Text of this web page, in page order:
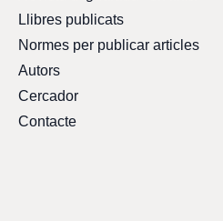
Llibres publicats
Normes per publicar articles
Autors
Cercador
Contacte